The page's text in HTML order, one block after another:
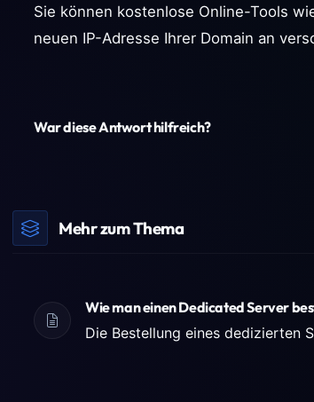
Sie können kostenlose Online-Tools
neuen IP-Adresse Ihrer Domain an
War diese Antwort hilfreich?
Mehr zum Thema
Wie man einen Dedicated Server